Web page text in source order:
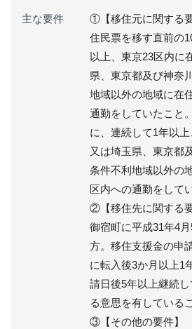
主な要件
①【移住元に関する要
住民票を移す直前の
以上、東京23区内に
県、東京都及び神奈
地域以外の地域に在
通勤をしていたこと
に、連続して1年以
又は埼玉県、東京都
条件不利地域以外の
区内への通勤をして
②【移住先に関する要
御宿町に平成31年4
方。移住支援金の申
に転入後3か月以上1
請日後5年以上継続
る意思を有しているこ
③【その他の要件】